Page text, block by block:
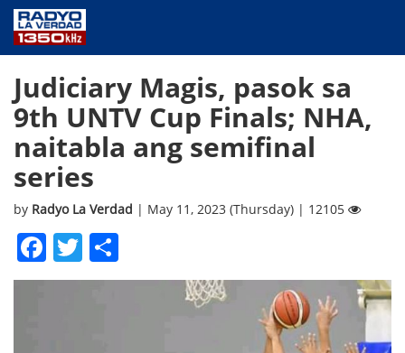
PUBLIC SERVICE
ANNOUNCEMENTS
PROGRAMS
ABOUT
Judiciary Magis, pasok sa
9th UNTV Cup Finals; NHA,
naitabla ang semifinal
series
by Radyo La Verdad | May 11, 2023 (Thursday) | 12105
Facebook
Twitter